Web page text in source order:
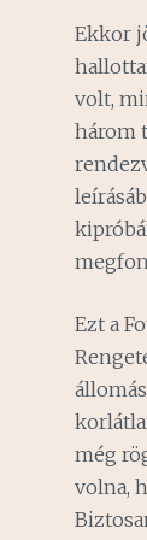
Ekkor
volt,
három
Ezt a
még
volna,